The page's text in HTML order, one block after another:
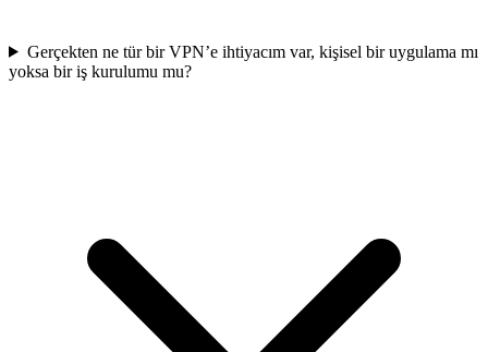
Gerçekten ne tür bir VPN’e ihtiyacım var, kişisel bir uygulama mı
yoksa bir iş kurulumu mu?